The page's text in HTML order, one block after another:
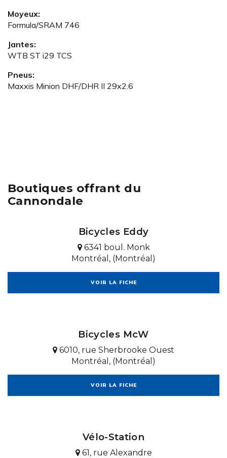
Moyeux:
Formula/SRAM 746
Jantes:
WTB ST i29 TCS
Pneus:
Maxxis Minion DHF/DHR II 29x2.6
Boutiques offrant du
Cannondale
Bicycles Eddy
6341 boul. Monk
Montréal, (Montréal)
VOIR LA FICHE
Bicycles McW
6010, rue Sherbrooke Ouest
Montréal, (Montréal)
VOIR LA FICHE
Vélo-Station
61, rue Alexandre